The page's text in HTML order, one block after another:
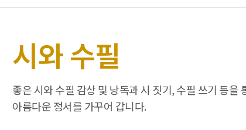
시와 수필
좋은 시와 수필 감상 및 낭독과 시 짓기, 수필 쓰기 등을
아름다운 정서를 가꾸어 갑니다.